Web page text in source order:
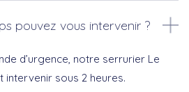
pouvez vous intervenir ?
d’urgence, notre serrurier Le
intervenir sous 2 heures.